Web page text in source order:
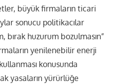
büyük firmaların ticari
sonucu politikacılar
bırak huzurum bozulmasın”
yenilenebilir enerji
konusunda
yasaların yürürlüğe